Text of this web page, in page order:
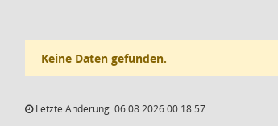
Keine Daten gefunden.
Letzte Änderung: 06.08.2026 00:18:57